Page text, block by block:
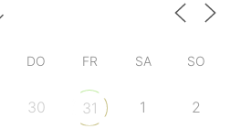
DO FR SA SO
30 31 1 2